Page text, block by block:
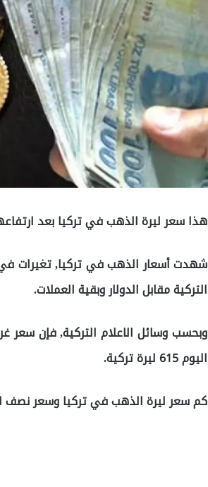
هذا سعر ليرة الذهب في تركيا بعد
شهدت أسعار الذهب في تركيا, تغيرات في
التركية مقابل الدولار وبقية العملات.
اليوم 615 ليرة تركية.
كم سعر ليرة الذهب في تركيا وسعر نصف